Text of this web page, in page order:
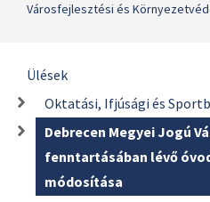
Városfejlesztési és
Ülések
Oktatási, Ifjúsági és
Debrecen Megyei Jogú
fenntartásában lévő
módosítása